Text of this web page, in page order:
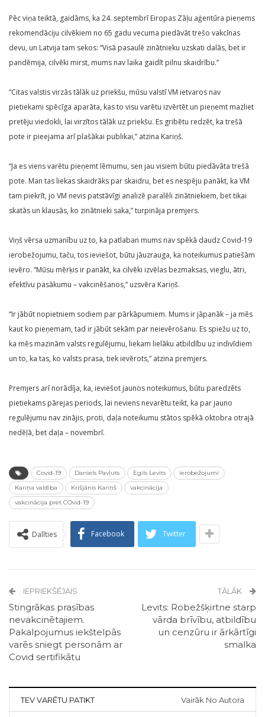
Pēc viņa teiktā, gaidāms, ka 24. septembrī Eiropas Zāļu aģentūra pieņems
rekomendāciju cilvēkiem no 65 gadu vecuma piedāvāt trešo vakcīnas
devu, un Latvija tam sekos: “Visā pasaulē zinātnieku uzskati dalās, bet ir
pandēmija, cilvēki mirst, mums nav laika gaidīt pilnu skaidrību.”
“Citas valstis virzās tālāk uz priekšu, mūsu valstī VM ietvaros nav
pietiekami spēcīga aparāta, kas to visu varētu izvērtēt un pieņemt mazliet
pretēju viedokli, lai virzītos tālāk uz priekšu. Es gribētu redzēt, ka trešā
pote ir pieejama arī plašākai publikai,” atzina Kariņš.
“Ja es viens varētu pieņemt lēmumu, sen jau visiem būtu piedāvāta trešā
pote. Man tas liekas skaidrāks par skaidru, bet es nespēju panākt, ka VM
tam piekrīt, jo VM nevis patstāvīgi analizē paralēli zinātniekiem, bet tikai
skatās un klausās, ko zinātnieki saka,” turpināja premjers.
Viņš vērsa uzmanību uz to, ka patlaban mums nav spēkā daudz Covid-19
ierobežojumu, taču, tos ieviešot, būtu jāuzrauga, ka noteikumus patiešām
ievēro. “Mūsu mērķis ir panākt, ka cilvēki izvēlas bezmaksas, vieglu, ātri,
efektīvu pasākumu – vakcinēšanos,” uzsvēra Kariņš.
“Ir jābūt nopietniem sodiem par pārkāpumiem. Mums ir jāpanāk – ja mēs
kaut ko pieņemam, tad ir jābūt sekām par neievērošanu. Es spiežu uz to,
ka mēs mazinām valsts regulējumu, liekam lielāku atbildību uz indivīdiem
un to, ka tas, ko valsts prasa, tiek ievērots,” atzina premjers.
Premjers arī norādīja, ka, ieviešot jaunos noteikumus, būtu paredzēts
pietiekams pārejas periods, lai neviens nevarētu teikt, ka par jauno
regulējumu nav zinājis, proti, daļa noteikumu stātos spēkā oktobra otrajā
nedēļā, bet daļa – novembrī.
Covid-19 Daniels Pavļuts Egils Levits
ierobežojumi
Kariņa valdība
Krišjānis Kariņš
vakcinācija
vakcinācija pret COvid-19
Dalīties Facebook Twitter
IEPRIEKŠĒJAIS
Stingrākas prasības
nevakcinētajiem.
Pakalpojumus iekštelpās
varēs sniegt personām ar
Covid sertifikātu
TĀLĀK
Levits: Robežšķirtne starp
vārda brīvību, atbildību
un cenzūru ir ārkārtīgi
smalka
TEV VARĒTU PATIKT Vairāk No Autora